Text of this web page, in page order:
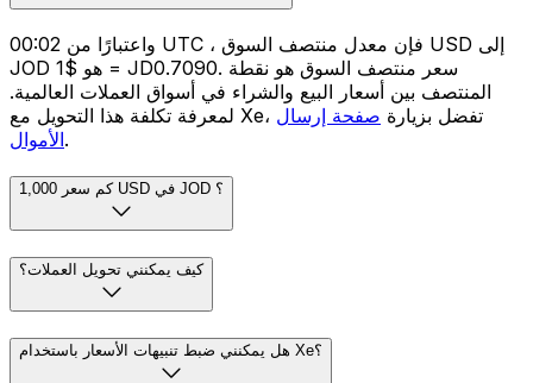
واعتبارًا من 00:02 UTC ، فإن معدل منتصف السوق USD إلى
JOD هو $1 = JD0.7090. سعر منتصف السوق هو نقطة
المنتصف بين أسعار البيع والشراء في أسواق العملات العالمية.
لمعرفة تكلفة هذا التحويل مع Xe، تفضل بزيارة صفحة إرسال
الأموال.
كم سعر 1,000 USD في JOD ؟
كيف يمكنني تحويل العملات؟
هل يمكنني ضبط تنبيهات الأسعار باستخدام Xe؟